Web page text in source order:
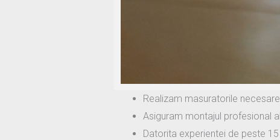
Realizam masuratorile
Asiguram montajul profesional
Datorita experientei de peste